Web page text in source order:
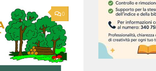
0